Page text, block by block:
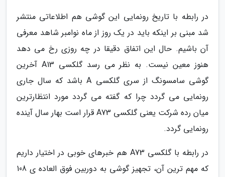
در رابطه با تاریخ رونمایی این گوشی هم اطلاعاتی منتشر
شد مبنی بر اینکه باید در یک روز از ماه نوامبر شاهد معرفی
آن باشیم. حال این اتفاق دقیقا در چه روزی رخ می دهد
هنوز معین نیست. به نظر می رسد گلکسی A13 آخرین
گوشی سامسونگ از سری گلکسی A باشد که سال جاری
رونمایی می گردد چرا که گفته می گردد مورد انتظارترین
میان رده شرکت یعنی گلکسی A73 قرار است بهار سال آینده
رونمایی گردد.
در رابطه با گلکسی A73 هم خبرهای خوبی در اختیار داریم
که مهم ترین آن، تجهیز گوشی به دوربین فوق العاده ی 108